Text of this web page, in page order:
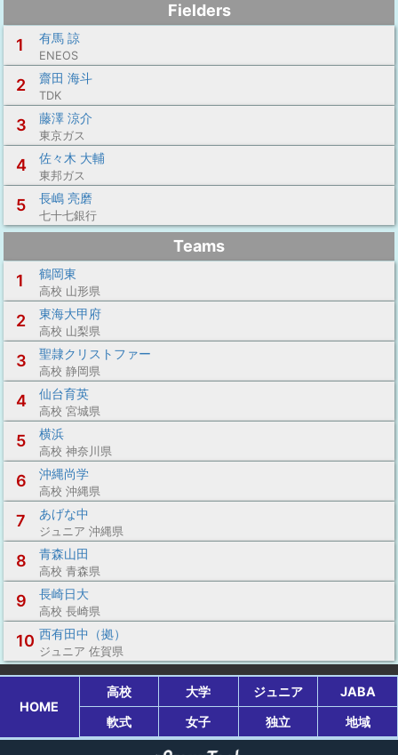
Fielders
1
有馬 諒
ENEOS
2 齋田 海斗
TDK
3 藤澤 涼介
東京ガス
4 佐々木 大輔
東邦ガス
5 長嶋 亮磨
七十七銀行
Teams
1
鶴岡東
高校 山形県
2 東海大甲府
高校 山梨県
3 聖隷クリストファー
高校 静岡県
4 仙台育英
高校 宮城県
5 横浜
高校 神奈川県
6 沖縄尚学
高校 沖縄県
7 あげな中
ジュニア 沖縄県
8 青森山田
高校 青森県
9 長崎日大
高校 長崎県
10 西有田中（拠）
ジュニア 佐賀県
HOME
高校 大学 ジュニア
JABA
軟式
女子 独立 地域